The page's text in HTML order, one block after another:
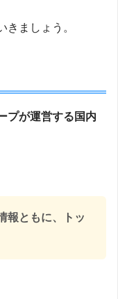
きましょう。
プが運営する国内
報ともに、トッ